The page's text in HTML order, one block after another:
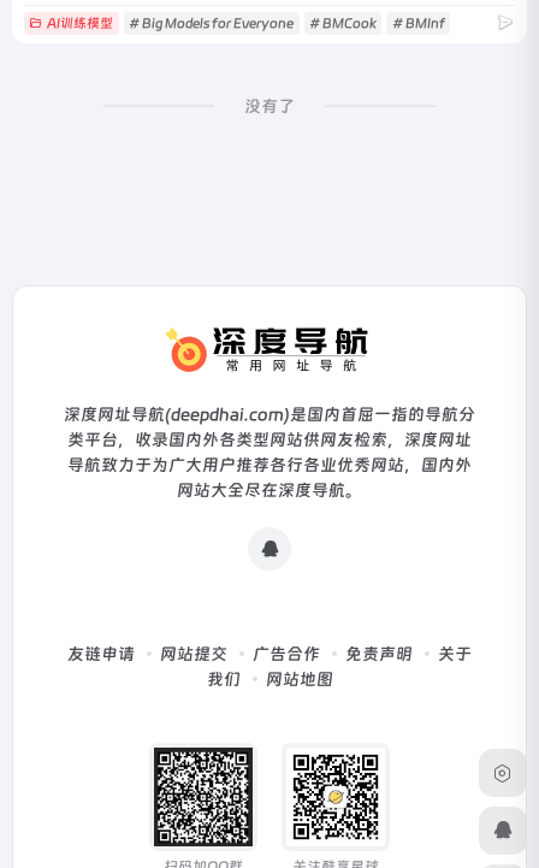
AI训练模型 # Big Models for Everyone # BMCook # BMInf
没有了
深度网址导航(deepdhai.com)是国内首屈一指的导航分
类平台，收录国内外各类型网站供网友检索，深度网址
导航致力于为广大用户推荐各行各业优秀网站，国内外
网站大全尽在深度导航。
友链申请 网站提交 广告合作 免责声明
关于
我们
网站地图